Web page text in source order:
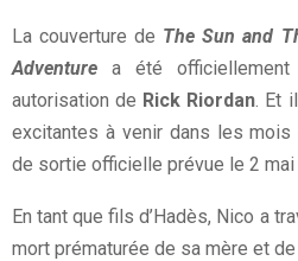
La couverture de The Sun and
Adventure a été officiellement
autorisation de Rick Riordan . Et
excitantes à venir dans les mois
de sortie officielle prévue le 2 mai
En tant que fils d’Hadès, Nico a
mort prématurée de sa mère et